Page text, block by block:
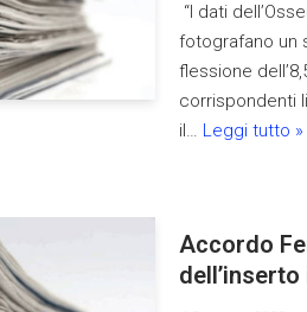
“I dati
fotografano un
flessione
corrispondenti
il… Leggi tutto »
Accordo